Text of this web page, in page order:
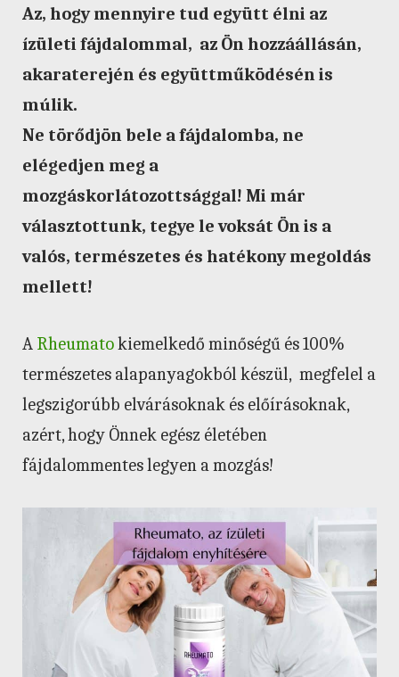
Az, hogy mennyire tud együtt élni az
ízületi fájdalommal, az Ön hozzáállásán,
akaraterején és együttműködésén is
múlik.
Ne törődjön bele a fájdalomba, ne
elégedjen meg a
mozgáskorlátozottsággal! Mi már
választottunk, tegye le voksát Ön is a
valós, természetes és hatékony megoldás
mellett!
A Rheumatokiemelkedő minőségű és 100%
természetes alapanyagokból készül, megfelel a
legszigorúbb elvárásoknak és előírásoknak,
azért, hogy Önnek egész életében
fájdalommentes legyen a mozgás!